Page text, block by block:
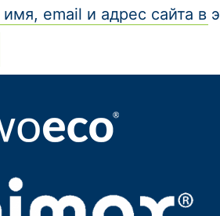
email и адрес сайта